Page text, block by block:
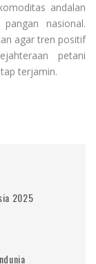
andalan
nasional.
agar tren positif
petani
terjamin.
2025